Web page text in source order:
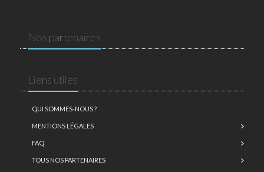
Nos partenaires
Liens utiles
QUI SOMMES-NOUS ?
MENTIONS LÉGALES
FAQ
TOUS NOS PARTENAIRES